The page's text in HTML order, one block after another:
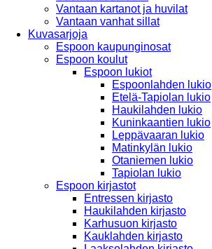
Vantaan kartanot ja huvilat
Vantaan vanhat sillat
Kuvasarjoja
Espoon kaupunginosat
Espoon koulut
Espoon lukiot
Espoonlahden lukio
Etelä-Tapiolan lukio
Haukilahden lukio
Kuninkaantien lukio
Leppävaaran lukio
Matinkylän lukio
Otaniemen lukio
Tapiolan lukio
Espoon kirjastot
Entressen kirjasto
Haukilahden kirjasto
Karhusuon kirjasto
Kauklahden kirjasto